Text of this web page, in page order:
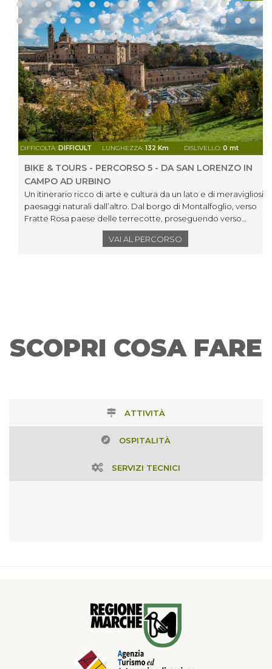
DIFFICOLTÀ: DIFFICULT LUNGHEZZA: 132 Km DISLIVELLO: 0 mt
BIKE & TOURS - PERCORSO 5 - DA SAN LORENZO IN
CAMPO AD URBINO
Un itinerario ricco di arte e cultura da un lato e di meravigliosi
paesaggi naturali dall’altro. Dal borgo di Montalfoglio, verso
Fratte Rosa paese delle terrecotte, proseguendo verso
Fossombrone e Isola del Piano luogo di grandi tradizioni
artigiane e di coltivazioni prettamente biologiche. Si
tartufo. Avanzando sul percorso dell'antica via Flaminia, si
arriva alla preziosa Riserva Naturale dellaGola del Furlo con
VAI AL PERCORSO
SCOPRI COSA FARE
ATTIVITÀ
OSPITALITÀ
SERVIZI TECNICI